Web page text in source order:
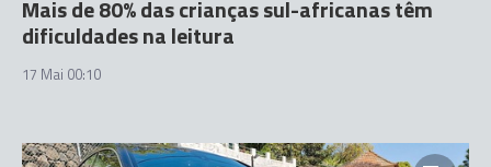
Mais de 80% das crianças sul-africanas têm
dificuldades na leitura
17 Mai 00:10